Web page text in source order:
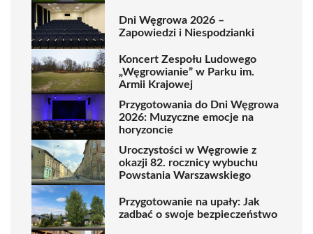
Dni Węgrowa 2026 –
Zapowiedzi i Niespodzianki
Koncert Zespołu Ludowego
„Węgrowianie” w Parku im.
Armii Krajowej
Przygotowania do Dni Węgrowa
2026: Muzyczne emocje na
horyzoncie
Uroczystości w Węgrowie z
okazji 82. rocznicy wybuchu
Powstania Warszawskiego
Przygotowanie na upały: Jak
zadbać o swoje bezpieczeństwo